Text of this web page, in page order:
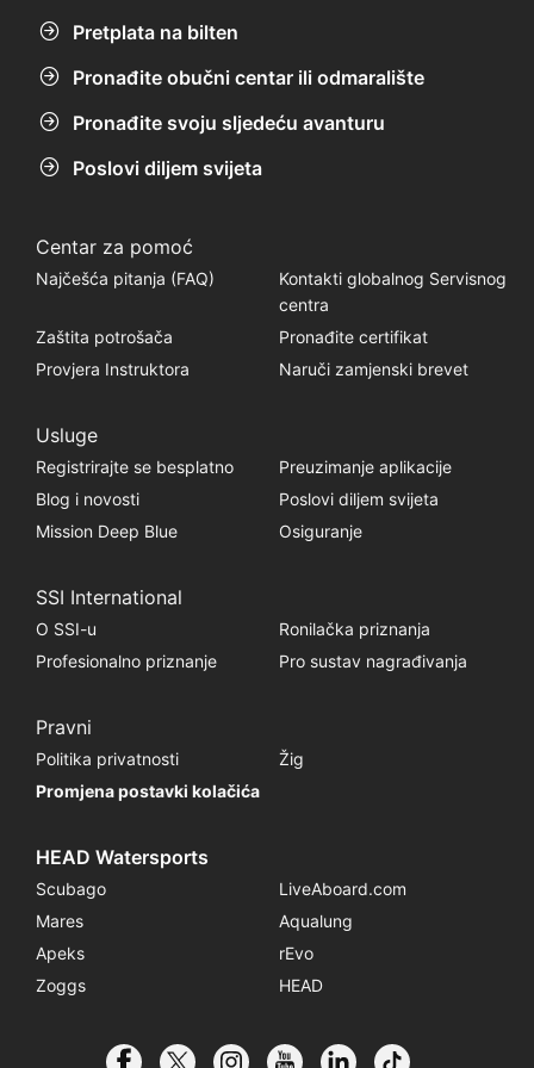
uzbuđenja i opuštanja - idealna baza za
svakoga tko je strastven u otkrivanju
Pretplata na bilten
Pronađite obučni centar ili odmaralište
Pronađite svoju sljedeću avanturu
Poslovi diljem svijeta
Centar za pomoć
Najčešća pitanja (FAQ)
Kontakti globalnog Servisnog
centra
Zaštita potrošača
Pronađite certifikat
Provjera Instruktora
Naruči zamjenski brevet
Usluge
Registrirajte se besplatno
Preuzimanje aplikacije
Blog i novosti
Poslovi diljem svijeta
Mission Deep Blue
Osiguranje
SSI International
O SSI-u
Ronilačka priznanja
Profesionalno priznanje
Pro sustav nagrađivanja
Pravni
Politika privatnosti
Žig
Promjena postavki kolačića
HEAD Watersports
Scubago
LiveAboard.com
Mares
Aqualung
Apeks
rEvo
Zoggs
HEAD